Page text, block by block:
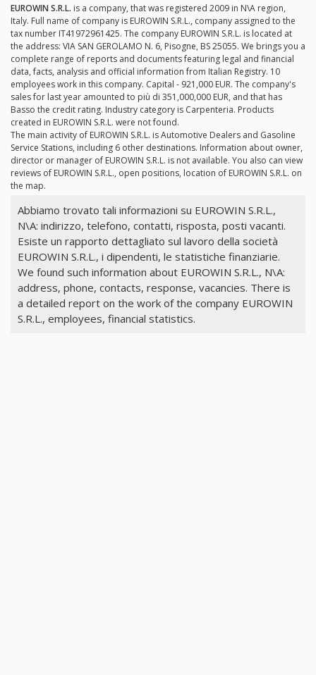
EUROWIN S.R.L. is a company, that was registered 2009 in N\A region,
Italy. Full name of company is EUROWIN S.R.L., company assigned to the
tax number IT41972961425. The company EUROWIN S.R.L. is located at
the address: VIA SAN GEROLAMO N. 6, Pisogne, BS 25055. We brings you a
complete range of reports and documents featuring legal and financial
data, facts, analysis and official information from Italian Registry. 10
employees work in this company. Capital - 921,000 EUR. The company's
sales for last year amounted to più di 351,000,000 EUR, and that has
Basso the credit rating. Industry category is Carpenteria. Products
created in EUROWIN S.R.L. were not found.
The main activity of EUROWIN S.R.L. is Automotive Dealers and Gasoline
Service Stations, including 6 other destinations. Information about owner,
director or manager of EUROWIN S.R.L. is not available. You also can view
reviews of EUROWIN S.R.L., open positions, location of EUROWIN S.R.L. on
the map.
Abbiamo trovato tali informazioni su EUROWIN S.R.L.,
N\A: indirizzo, telefono, contatti, risposta, posti vacanti.
Esiste un rapporto dettagliato sul lavoro della società
EUROWIN S.R.L., i dipendenti, le statistiche finanziarie.
We found such information about EUROWIN S.R.L., N\A:
address, phone, contacts, response, vacancies. There is
a detailed report on the work of the company EUROWIN
S.R.L., employees, financial statistics.